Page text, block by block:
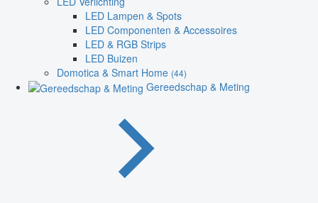
LED Lampen & Spots
LED Componenten & Accessoires
LED & RGB Strips
LED Buizen
Domotica & Smart Home (44)
Gereedschap & Meting